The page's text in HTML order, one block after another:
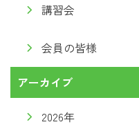
講習会
会員の皆様
アーカイブ
2026年